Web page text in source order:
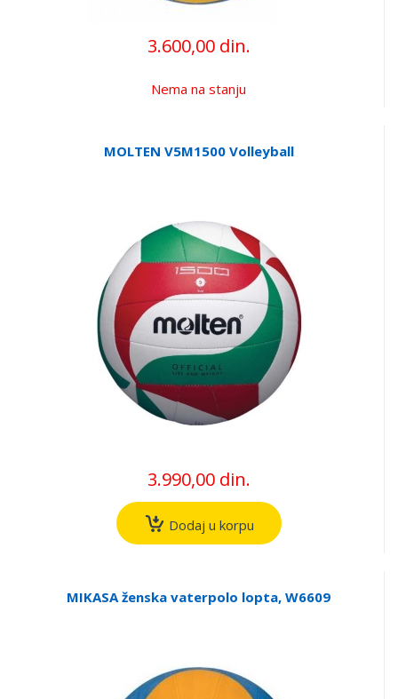
3.600,00 din.
Nema na stanju
MOLTEN V5M1500 Volleyball
3.990,00 din.
Dodaj u korpu
MIKASA ženska vaterpolo lopta, W6609